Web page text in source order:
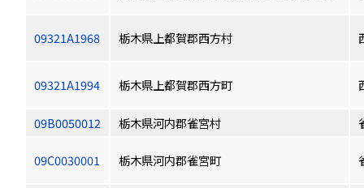
09321A1968 栃木県上都賀郡西方村
09321A1994 栃木県上都賀郡西方町
09B0050012 栃木県河内郡雀宮村
09C0030001 栃木県河内郡雀宮町